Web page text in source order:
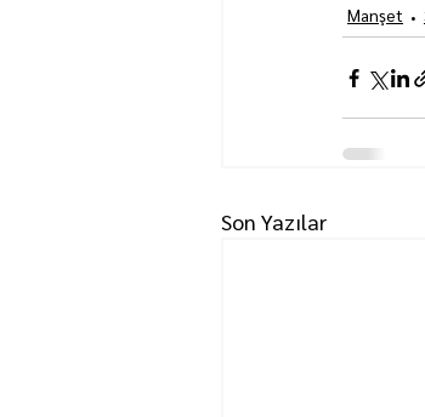
Manşet
Son Yazılar